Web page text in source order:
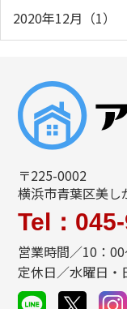
2020年12月（1）
〒225-0002
横浜市青葉区美
Tel：
営業時間／10：
定休日／水曜日・